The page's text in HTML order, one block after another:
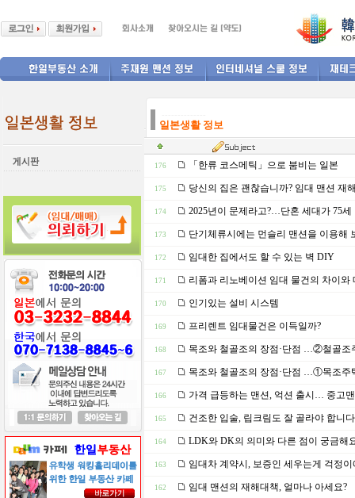
일본생활 정보
176 「한류 코스메틱」으로 붐비는 일본
175 당신의 집은 괜찮습니까? 임대 맨션 재
174 2025년이 문제라고?…단혼 세대가 75세
173 단기체류시에는 먼슬리 맨션을 이용해
172 임대한 집에서도 할 수 있는 벽 DIY
171 리폼과 리노베이션 임대 물건의 차이와
170 인기있는 설비 시스템
169 프리렌트 임대물건은 이득일까?
168 목조와 철골조의 장점·단점 …②철골조
167 목조와 철골조의 장점·단점 …①목조주
166 가격 급등하는 맨션, 억션 출시… 중고
165 건조한 입술, 립크림도 잘 골라야 합니
164 LDK와 DK의 의미와 다른 점이 궁금해
163 임대차 계약시, 보증인 세우는게 걱정이
162 임대 맨션의 재해대책, 얼마나 아세요?